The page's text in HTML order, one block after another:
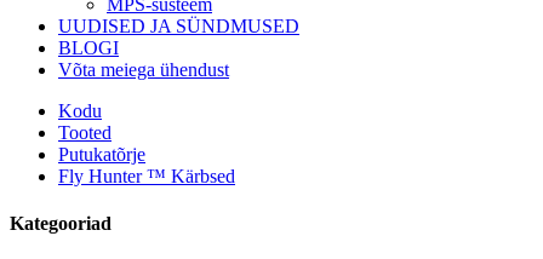
MPS-süsteem
UUDISED JA SÜNDMUSED
BLOGI
Võta meiega ühendust
Kodu
Tooted
Putukatõrje
Fly Hunter ™ Kärbsed
Kategooriad